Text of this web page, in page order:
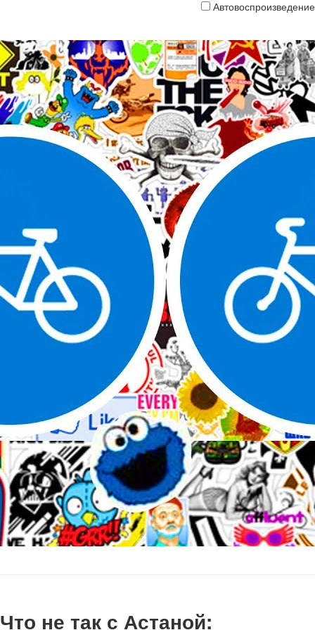
Автовоспроизведение
Что не так с Астаной: